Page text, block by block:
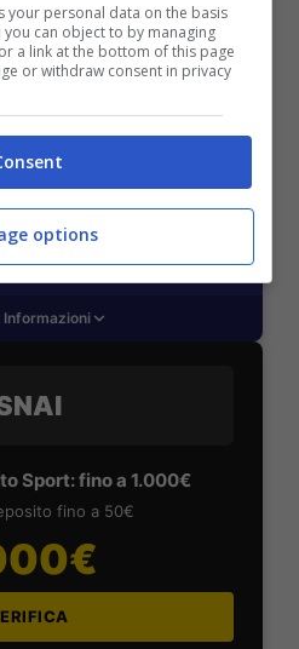
LOTTOMATICA: 2050€
scommesse e sport
100% fino a 50€ in
fino a 2000€ in Bonus
Sport
Sport: fino a 1.000€
fino a 50€
your personal data on the basis
can object to by managing
a link at the bottom of this page
or withdraw consent in privacy
options